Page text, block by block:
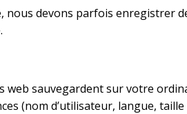
devons parfois enregistrer
web sauvegardent sur votre
(nom d’utilisateur, langue,